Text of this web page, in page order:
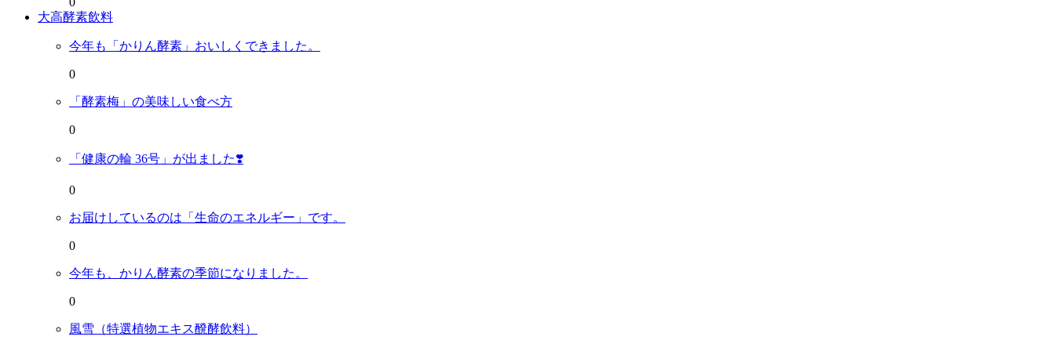
大高酵素飲料
今年も「かりん酵素」おいしくできました。
0
「酵素梅」の美味しい食べ方
0
「健康の輪 36号」が出ました❣️
0
お届けしているのは「生命のエネルギー」です。
0
今年も、かりん酵素の季節になりました。
0
風雪（特選植物エキス醗酵飲料）